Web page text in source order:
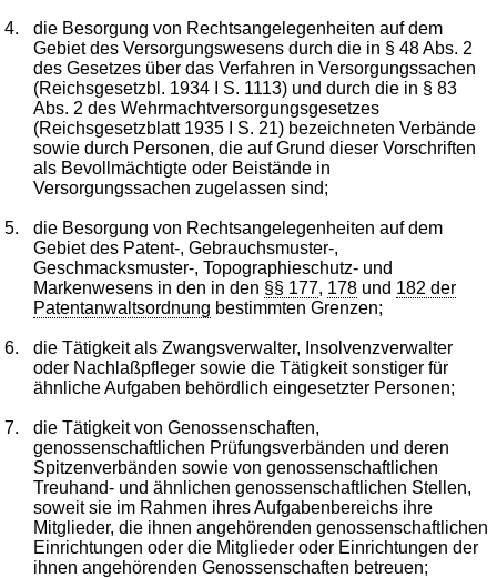
4.
die Besorgung von Rechtsangelegenheiten auf dem
Gebiet des Versorgungswesens durch die in § 48 Abs. 2
des Gesetzes über das Verfahren in Versorgungssachen
(Reichsgesetzbl. 1934 I S. 1113) und durch die in § 83
Abs. 2 des Wehrmachtversorgungsgesetzes
(Reichsgesetzblatt 1935 I S. 21) bezeichneten Verbände
sowie durch Personen, die auf Grund dieser Vorschriften
als Bevollmächtigte oder Beistände in
Versorgungssachen zugelassen sind;
5.
die Besorgung von Rechtsangelegenheiten auf dem
Gebiet des Patent-, Gebrauchsmuster-,
Geschmacksmuster-, Topographieschutz- und
Markenwesens in den in den §§ 177, 178 und 182 der
Patentanwaltsordnung bestimmten Grenzen;
6.
die Tätigkeit als Zwangsverwalter, Insolvenzverwalter
oder Nachlaßpfleger sowie die Tätigkeit sonstiger für
ähnliche Aufgaben behördlich eingesetzter Personen;
7.
die Tätigkeit von Genossenschaften,
genossenschaftlichen Prüfungsverbänden und deren
Spitzenverbänden sowie von genossenschaftlichen
Treuhand- und ähnlichen genossenschaftlichen Stellen,
soweit sie im Rahmen ihres Aufgabenbereichs ihre
Mitglieder, die ihnen angehörenden genossenschaftlichen
Einrichtungen oder die Mitglieder oder Einrichtungen der
ihnen angehörenden Genossenschaften betreuen;